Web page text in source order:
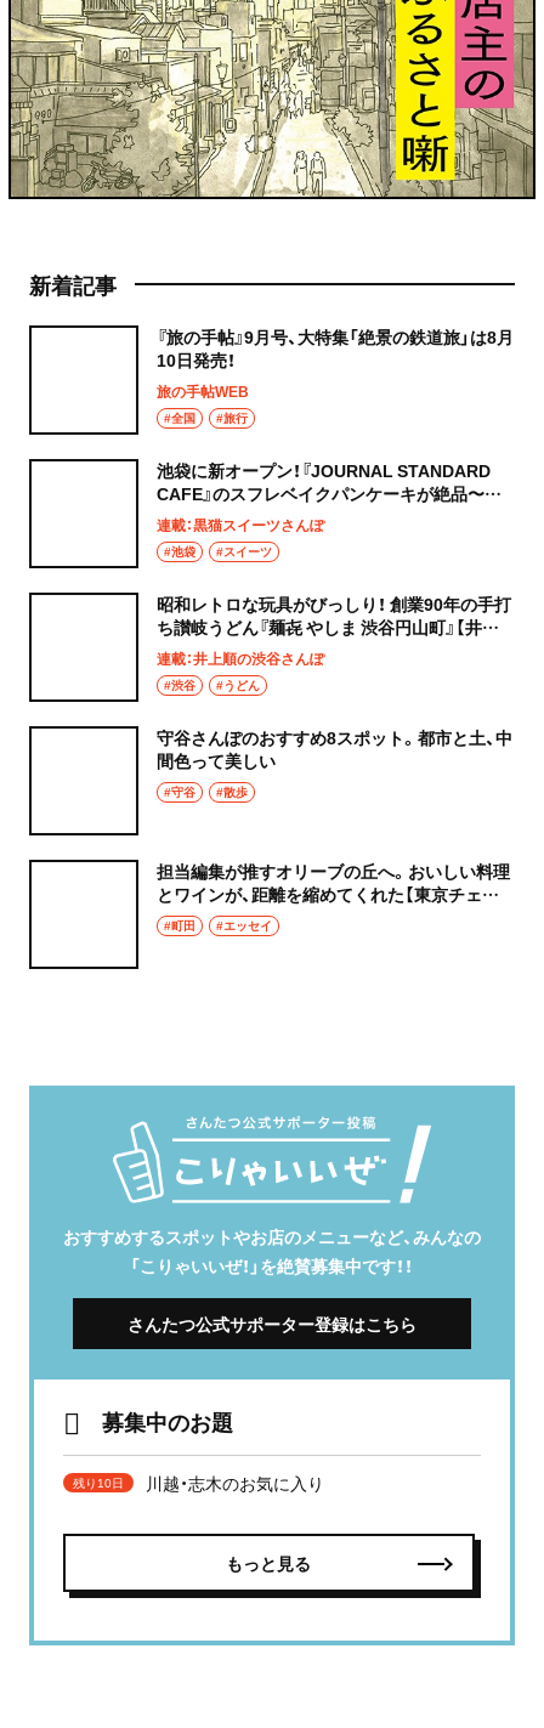
新着記事
『旅の手帖』9月号、大特集「絶景の鉄道旅」は8月
10日発売！
旅の手帖WEB
#全国 #旅行
池袋に新オープン！『JOURNAL STANDARD
CAFE』のスフレベイクパンケーキが絶品〜黒
猫スイーツ散歩 池袋編5〜
連載：黒猫スイーツさんぽ
#池袋 #スイーツ
昭和レトロな玩具がびっしり！ 創業90年の手打
ち讃岐うどん『麺㐂 やしま 渋谷円山町』【井上
順の渋谷さんぽ】
連載：井上順の渋谷さんぽ
#渋谷 #うどん
守谷さんぽのおすすめ8スポット。都市と土、中
間色って美しい
#守谷 #散歩
担当編集が推すオリーブの丘へ。おいしい料理
とワインが、距離を縮めてくれた【東京チェン
飯diary】
#町田 #エッセイ
おすすめするスポットやお店のメニューなど、みんなの
「こりゃいいぜ！」を絶賛募集中です！！
さんたつ公式サポーター登録はこちら
募集中のお題
残り10日 川越・志木のお気に入り
もっと見る